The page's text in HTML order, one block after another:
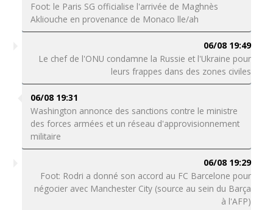
Foot: le Paris SG officialise l'arrivée de Maghnès
Akliouche en provenance de Monaco lle/ah
06/08 19:49
Le chef de l'ONU condamne la Russie et l'Ukraine pour
leurs frappes dans des zones civiles
06/08 19:31
Washington annonce des sanctions contre le ministre
des forces armées et un réseau d'approvisionnement
militaire
06/08 19:29
Foot: Rodri a donné son accord au FC Barcelone pour
négocier avec Manchester City (source au sein du Barça
à l'AFP)